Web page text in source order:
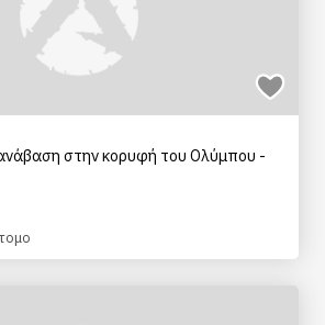
ανάβαση στην κορυφή του Ολύμπου -